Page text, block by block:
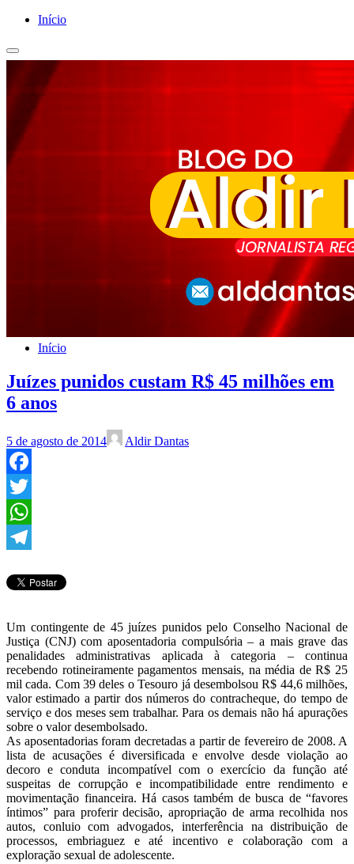
Início
Início
Juízes punidos custam R$ 45 milhões em
6 anos
5 de agosto de 2014 Aldir Dantas
Facebook
Twitter
WhatsApp
Um contingente de 45 juízes punidos pelo Conselho Nacional de
Justiça (CNJ) com aposentadoria compulsória – a mais grave das
penalidades administrativas aplicada à categoria – continua
recebendo rotineiramente pagamentos mensais, na média de R$ 25
mil cada. Com 39 deles o Tesouro já desembolsou R$ 44,6 milhões,
valor estimado a partir dos números do contracheque, do tempo de
serviço e dos meses sem trabalhar. Para os demais não há apurações
sobre o valor desembolsado.
As aposentadorias foram decretadas a partir de fevereiro de 2008. A
lista de acusações é diversificada e envolve desde violação ao
decoro e conduta incompatível com o exercício da função até
suspeitas de corrupção e incompatibilidade entre rendimento e
movimentação financeira. Há casos também de busca de “favores
íntimos” para proferir decisão, apropriação de arma recolhida nos
autos, conluio com advogados, interferência na distribuição de
processos, embriaguez e até incentivo e colaboração com a
exploração sexual de adolescente.